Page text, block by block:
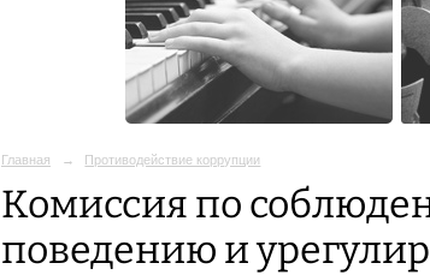
Главная → Противодействие коррупции
Комиссия по
поведению и